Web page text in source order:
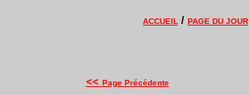
ACCUEIL / PAGE DU JOUR
<< Page Précédente